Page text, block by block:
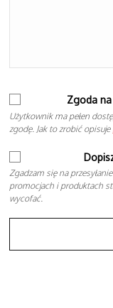
Zgoda
Użytkownik ma pełen
zgodę. Jak to zrobić opisuje
Zgadzam się na
promocjach i produktach
wycofać.